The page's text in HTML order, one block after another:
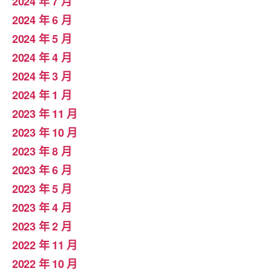
2024 年 6 月
2024 年 5 月
2024 年 4 月
2024 年 3 月
2024 年 1 月
2023 年 11 月
2023 年 10 月
2023 年 8 月
2023 年 6 月
2023 年 5 月
2023 年 4 月
2023 年 2 月
2022 年 11 月
2022 年 10 月